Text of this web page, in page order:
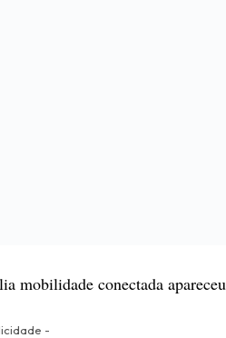
mobilidade conectada apareceu
-